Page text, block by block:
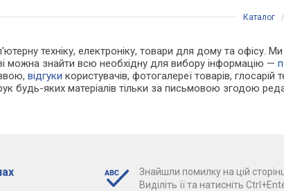
Каталог
техніку, електроніку, товари для дому та офісу.
можна знайти всю необхідну для вибору інформацію —
відгуки користувачів, фотогалереї товарів, глосарій
будь-яких матеріалів тільки за письмовою згодою
Знайшли помилку на цій
Виділіть її та натисніть